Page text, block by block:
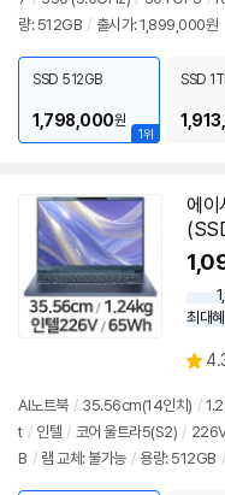
량: 512GB / 출시가: 1,899,000원
1위
SSD 512GB
1,798,000원
SSD
에
최대
별
점
AI노트북 / 35.56cm(14인치) /
t / 인텔 / 코어 울트라5(S2) /
B / 램 교체: 불가능 / 용량: 512GB /